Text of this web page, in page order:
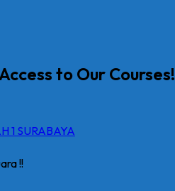
to Our Courses!
!!